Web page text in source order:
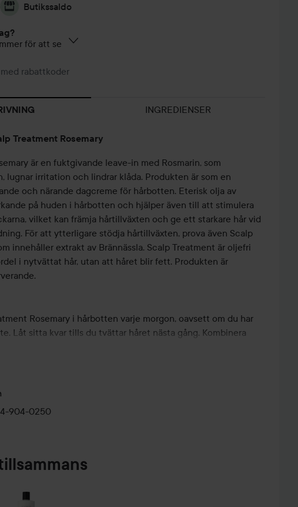
Butikssaldo
för att se
rabattkoder
INGREDIENSER
Treatment Rosemary
är en fuktgivande leave-in med Rosmarin, som
lugnar irritation och lindrar klåda. Produkten är som en
och närande dagcreme för hårbotten. Eterisk olja av
på huden i hårbotten och hjälper även till att stimulera
vilket kan främja hårtillväxten och ge ett starkare hår vid
För att ytterligare stödja hårtillväxten, prova även Scalp
innehåller extrakt av Brännässla. Scalp Treatment är oljefri
i nytvättat hår, utan att håret blir fett. Produkten är
Rosemary i hårbotten varje morgon, oavsett om du har
Låt sitta kvar tills du tvättar håret nästa gång. Kombinera
att fördela Scalp Treatment Rosemary i hårbotten.
säljs separat.
och främjar hårtillväxten på skalpen.
904-0250